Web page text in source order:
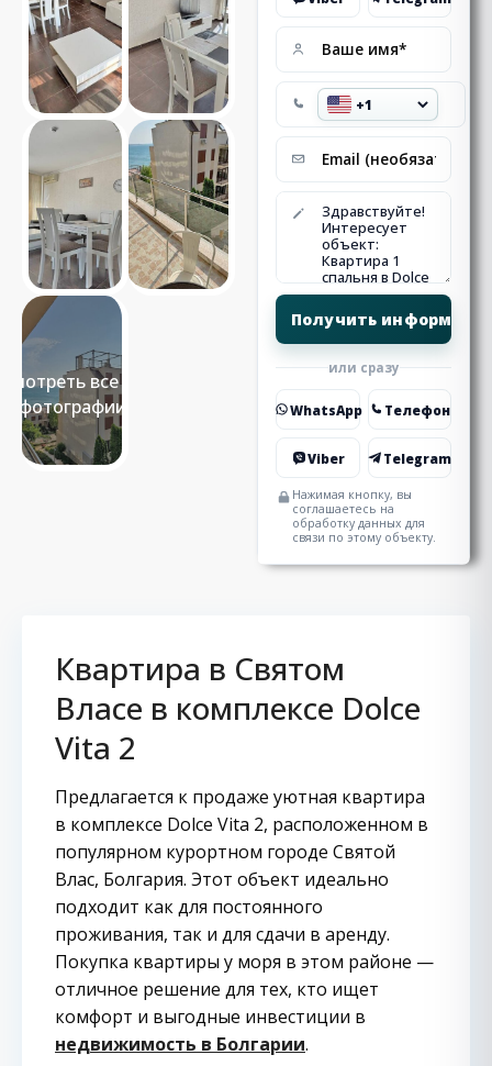
Смотреть все 11
фотографии
или сразу
WhatsApp Телефон
Viber Telegram
Нажимая кнопку, вы
соглашаетесь на
обработку данных для
связи по этому объекту.
Квартира в Святом
Власе в комплексе Dolce
Vita 2
Предлагается к продаже уютная квартира
в комплексе Dolce Vita 2, расположенном в
популярном курортном городе Святой
Влас, Болгария. Этот объект идеально
подходит как для постоянного
проживания, так и для сдачи в аренду.
Покупка квартиры у моря в этом районе —
отличное решение для тех, кто ищет
комфорт и выгодные инвестиции в
недвижимость в Болгарии.